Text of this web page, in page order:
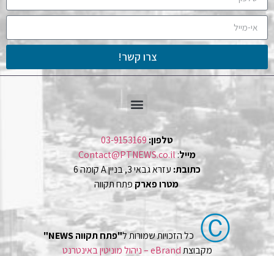
צרו קשר!
טלפון:03-9153169
מייל:
Contact@PTNEWS.co.il
כתובת: עזרא גבאי 3, בניין A קומה 6
מטרו פארק פתח תקווה
Ⓒ כל הזכויות שמורות ל"פתח תקווה NEWS"
מקבוצתeBrand – ניהול מוניטין באינטרנט